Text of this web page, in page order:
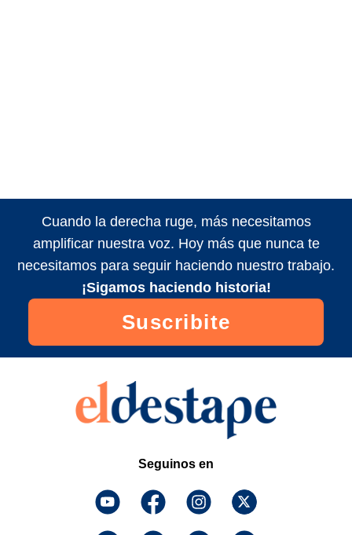
Cuando la derecha ruge, más necesitamos
amplificar nuestra voz. Hoy más que nunca te
necesitamos para seguir haciendo nuestro trabajo.
¡Sigamos haciendo historia!
Suscribite
Seguinos en